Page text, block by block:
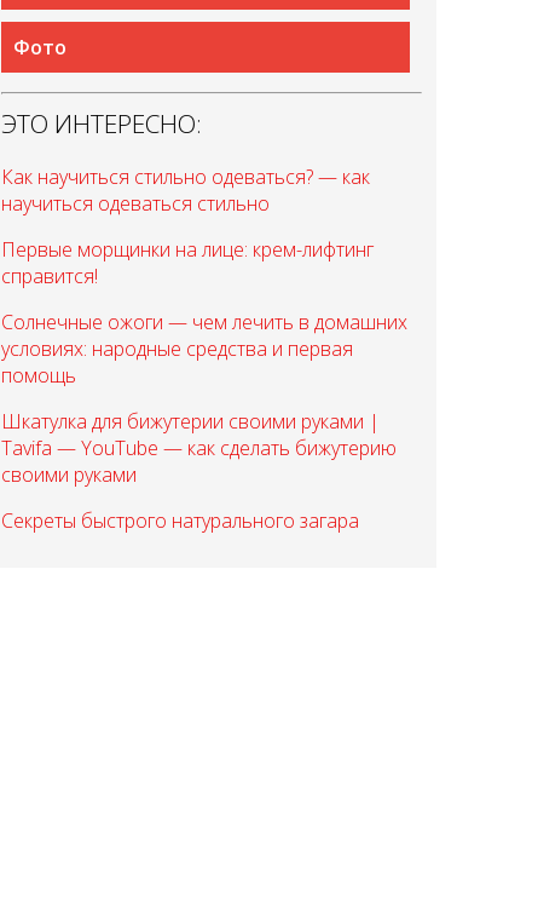
Фото
ЭТО ИНТЕРЕСНО:
Как научиться стильно одеваться? — как
научиться одеваться стильно
Первые морщинки на лице: крем-лифтинг
справится!
Солнечные ожоги — чем лечить в домашних
условиях: народные средства и первая
помощь
Шкатулка для бижутерии своими руками |
Tavifa — YouTube — как сделать бижутерию
своими руками
Секреты быстрого натурального загара